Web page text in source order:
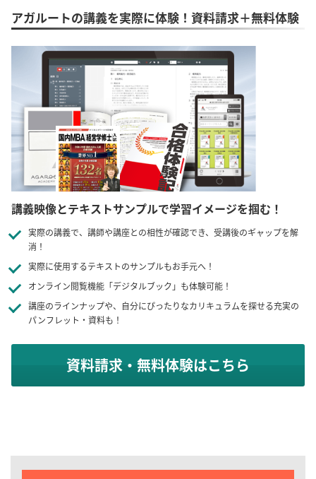
アガルートの講義を実際に体験！資料請求＋無料体験
講義映像とテキストサンプルで学習イメージを掴む！
実際の講義で、講師や講座との相性が確認でき、受講後のギャップを解
消！
実際に使用するテキストのサンプルもお手元へ！
オンライン閲覧機能「デジタルブック」も体験可能！
講座のラインナップや、自分にぴったりなカリキュラムを探せる充実の
パンフレット・資料も！
資料請求・無料体験はこちら